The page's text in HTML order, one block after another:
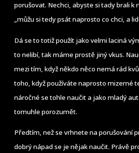
porušovat. Nechci, abyste si tady brali k
„můžu si tedy psát naprosto co chci, a
Dá se to totiž použít jako velmi laciná
to nelibí, tak máme prostě jiný vkus.
mezi tím, když někdo něco nemá rád
toho, když používáte naprosto mizerné
náročné se tohle naučit a jako mladý
tomuhle porozumět.
Předtím, než se vrhnete na porušování
dobrý nápad se je nějak naučit. Právě